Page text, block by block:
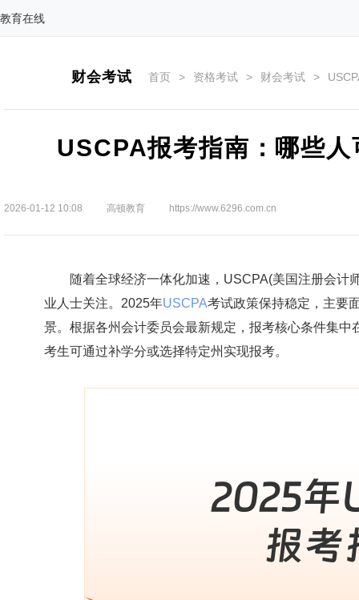
教育在线
财会考试 首页 > 资格考试 > 财会考试 >
USCPA报考指南：哪些
2026-01-12 10:08 高顿教育 https://www.6296.com.cn
随着全球经济一体化加速，USCPA(美国注册会计
业人士关注。2025年USCPA考试政策保持稳定，主要
景。根据各州会计委员会最新规定，报考核心条件集
考生可通过补学分或选择特定州实现报考。